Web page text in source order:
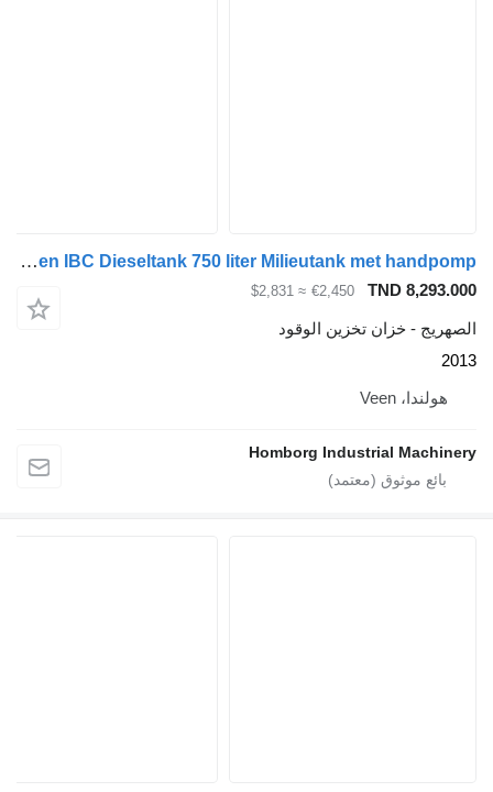
Kiwa IBC Steenbergen IBC Dieseltank 750 liter Milieutank met handpomp
TND
€2,450
≈ $2,831
تخزين الوقود
Homborg Industrial